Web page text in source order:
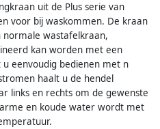
uit de Plus serie van
voor bij waskommen. De kraan
normale wastafelkraan,
kan worden met een
eenvoudig bedienen met n
haalt u de hendel
links en rechts om de gewenste
en koude water wordt met